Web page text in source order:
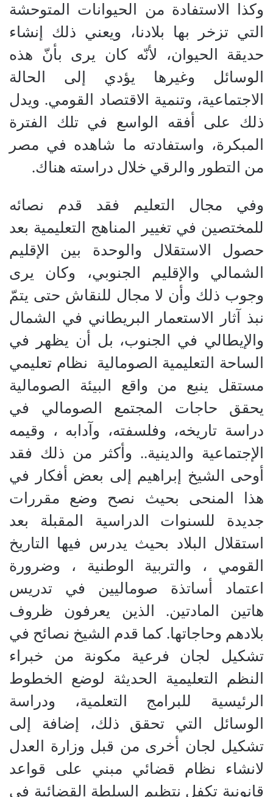
وكذا الاستفادة من الحيوانات المتوحشة
التي تزخر بها بلادنا، ويعني ذلك إنشاء
حديقة الحيوان، لأنّه كان يرى بأنّ هذه
الوسائل وغيرها يؤدي إلى الحالة
الاجتماعية، وتنمية الاقتصاد القومي. ويدل
ذلك على أفقه الواسع في تلك الفترة
المبكرة، واستفادته ما شاهده في مصر
من التطور والرقي خلال دراسته هناك.
وفي مجال التعليم فقد قدم نصائه
للمختصين في تغيير المناهج التعليمية بعد
حصول الاستقلال والوحدة بين الإقليم
الشمالي والإقليم الجنوبي، وكان يرى
وجوب ذلك وأن لا مجال للنقاش حتى يتمّ
نبذ آثار الاستعمار البريطاني في الشمال
والإيطالي في الجنوب، بل أن يظهر في
الساحة التعليمية الصومالية
نظام تعليمي
مستقل ينبع من واقع البيئة الصومالية
يحقق حاجات المجتمع الصومالي في
دراسة تاريخه، وفلسفته، وآدابه ، وقيمه
الإجتماعية والدينية.. وأكثر من ذلك فقد
أوحى الشيخ إبراهيم إلى بعض أفكار في
هذا المنحى بحيث نصح وضع مقررات
جديدة للسنوات الدراسية المقبلة بعد
استقلال البلاد بحيث يدرس فيها التاريخ
القومي ، والتربية الوطنية ، وضرورة
اعتماد أساتذة صوماليين في تدريس
هاتين المادتين.
الذين يعرفون ظروف
بلادهم وحاجاتها. كما قدم الشيخ نصائح في
تشكيل لجان فرعية مكونة من خبراء
النظم التعليمية الحديثة لوضع الخطوط
الرئيسية للبرامج التعلمية، ودراسة
الوسائل التي تحقق ذلك، إضافة إلى
تشكيل لجان أخرى من قبل وزارة العدل
لانشاء نظام قضائي مبني على قواعد
قانونية تكفل نتظيم السلطة القضائية في